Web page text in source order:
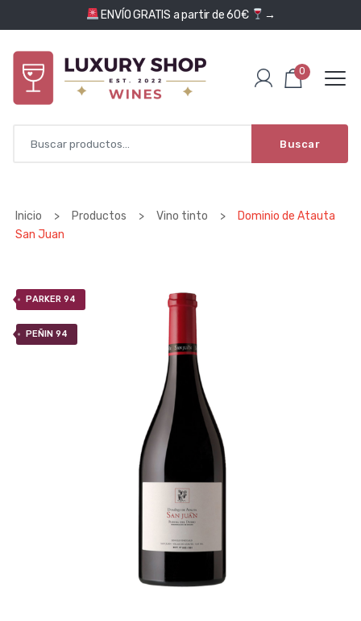
Saltar al contenidoENVÍO GRATIS a partir de 60€ →
Buscar
0
Inicio > Productos > Vino tinto >
Dominio de Atauta
San Juan
PARKER 94
PEÑIN 94